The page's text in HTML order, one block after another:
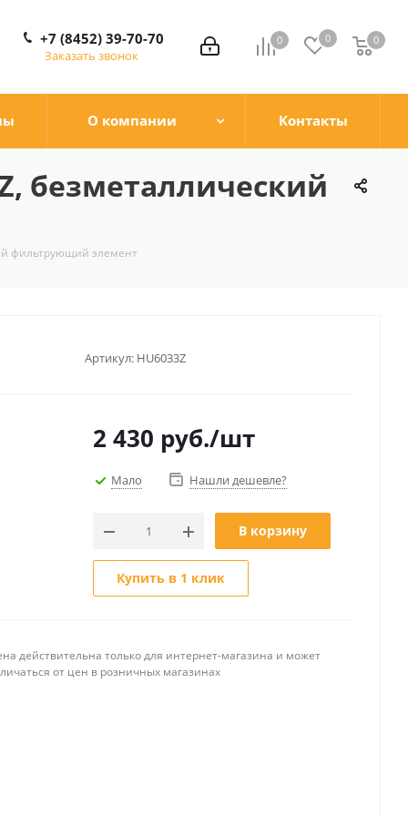
0 0 0
0
+7 (8452) 39-70-70
Заказать звонок
О компании Контакты
безметаллический
фильтрующий элемент
Артикул: HU6033Z
2 430 руб./шт
Мало Нашли дешевле?
В корзину
Купить в 1 клик
действительна только для интернет-магазина и может
от цен в розничных магазинах